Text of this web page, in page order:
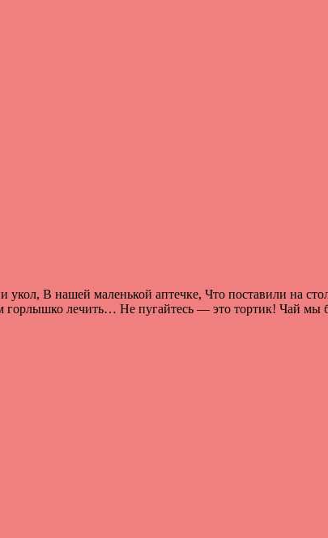
В нашей маленькой аптечке, Что поставили на
лечить… Не пугайтесь — это тортик! Чай мы